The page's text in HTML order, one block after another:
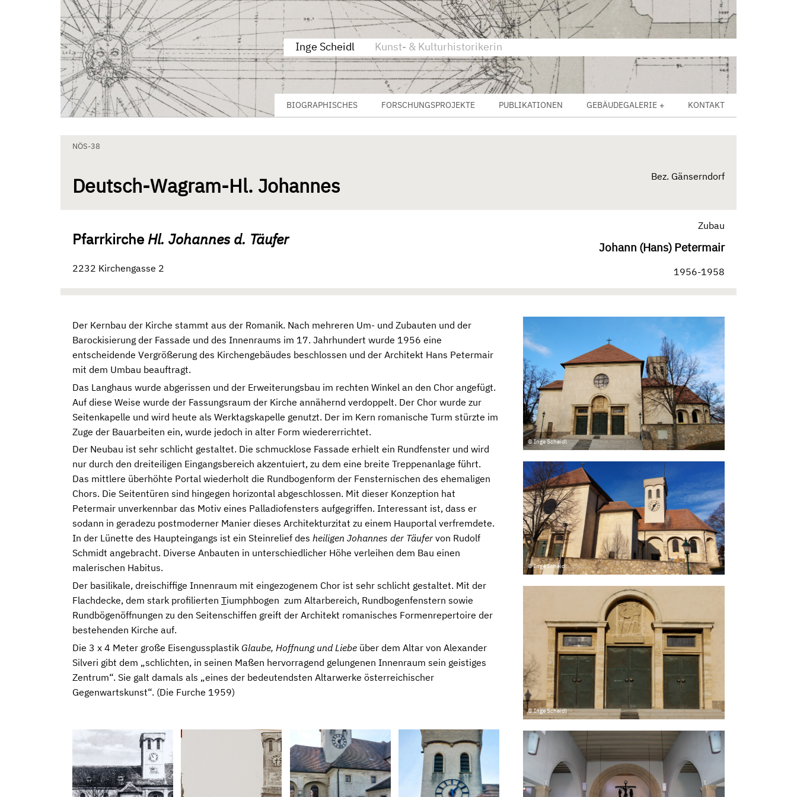
Zum Inhalt springen
Aktuelle Seite: Deutsch-Wagram-Hl. Johannes
Inge Scheidl Kunst- & Kulturhistorikerin
BIOGRAPHISCHES FORSCHUNGSPROJEKTE PUBLIKATIONEN GEBÄUDEGALERIE KONTAKT
NÖS-38
Deutsch-Wagram-Hl. Johannes Bez. Gänserndorf
Pfarrkirche Hl. Johannes d. Täufer
2232 Kirchengasse 2
Zubau
Johann (Hans) Petermair
1956-1958
Der Kernbau der Kirche stammt aus der Romanik. Nach mehreren Um- und Zubauten und der
Barockisierung der Fassade und des Innenraums im 17. Jahrhundert wurde 1956 eine
entscheidende Vergrößerung des Kirchengebäudes beschlossen und der Architekt Hans Petermair
mit dem Umbau beauftragt.
Das Langhaus wurde abgerissen und der Erweiterungsbau im rechten Winkel an den Chor angefügt.
Auf diese Weise wurde der Fassungsraum der Kirche annähernd verdoppelt. Der Chor wurde zur
Seitenkapelle und wird heute als Werktagskapelle genutzt. Der im Kern romanische Turm stürzte im
Zuge der Bauarbeiten ein, wurde jedoch in alter Form wiedererrichtet.
Der Neubau ist sehr schlicht gestaltet. Die schmucklose Fassade erhielt ein Rundfenster und wird
nur durch den dreiteiligen Eingangsbereich akzentuiert, zu dem eine breite Treppenanlage führt.
Das mittlere überhöhte Portal wiederholt die Rundbogenform der Fensternischen des ehemaligen
Chors. Die Seitentüren sind hingegen horizontal abgeschlossen. Mit dieser Konzeption hat
Petermair unverkennbar das Motiv eines Palladiofensters aufgegriffen. Interessant ist, dass er
sodann in geradezu postmoderner Manier dieses Architekturzitat zu einem Hauportal verfremdete.
In der Lünette des Haupteingangs ist ein Steinrelief des heiligen Johannes der Täufer von Rudolf
Schmidt angebracht. Diverse Anbauten in unterschiedlicher Höhe verleihen dem Bau einen
malerischen Habitus.
Der basilikale, dreischiffige Innenraum mit eingezogenem Chor ist sehr schlicht gestaltet. Mit der
Flachdecke, dem stark profilierten Tiumphbogen zum Altarbereich, Rundbogenfenstern sowie
Rundbögenöffnungen zu den Seitenschiffen greift der Architekt romanisches Formenrepertoire der
bestehenden Kirche auf.
Die 3 x 4 Meter große Eisengussplastik Glaube, Hoffnung und Liebe über dem Altar von Alexander
Silveri gibt dem „schlichten, in seinen Maßen hervorragend gelungenen Innenraum sein geistiges
Zentrum“. Sie galt damals als „eines der bedeutendsten Altarwerke österreichischer
Gegenwartskunst“. (Die Furche 1959)
© Inge Scheidl
© Inge Scheidl
© Inge Scheidl